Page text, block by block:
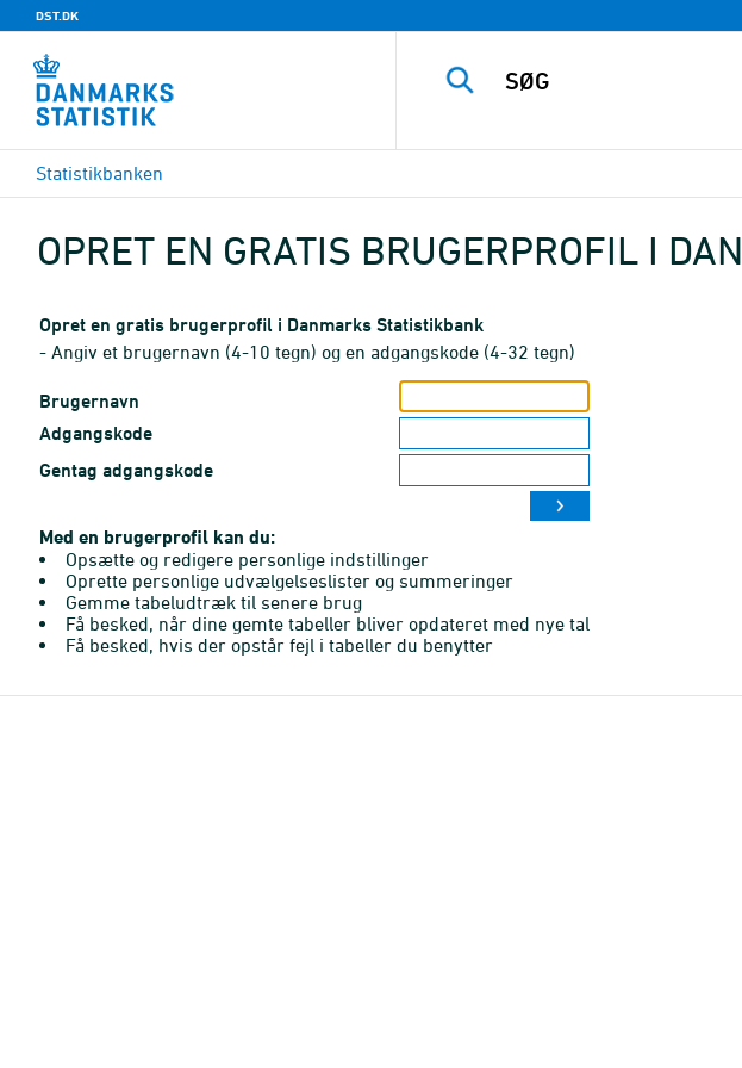
DST.DK
Statistikbanken
OPRET EN GRATIS BRUGERPROFIL I
Opret en gratis brugerprofil i Danmarks Statistikbank
- Angiv et brugernavn (4-10 tegn) og en adgangskode (4-32 tegn)
Brugernavn
Adgangskode
Gentag adgangskode
Med en brugerprofil kan du:
Opsætte og redigere personlige indstillinger
Oprette personlige udvælgelseslister og summeringer
Gemme tabeludtræk til senere brug
Få besked, når dine gemte tabeller bliver opdateret med nye tal
Få besked, hvis der opstår fejl i tabeller du benytter